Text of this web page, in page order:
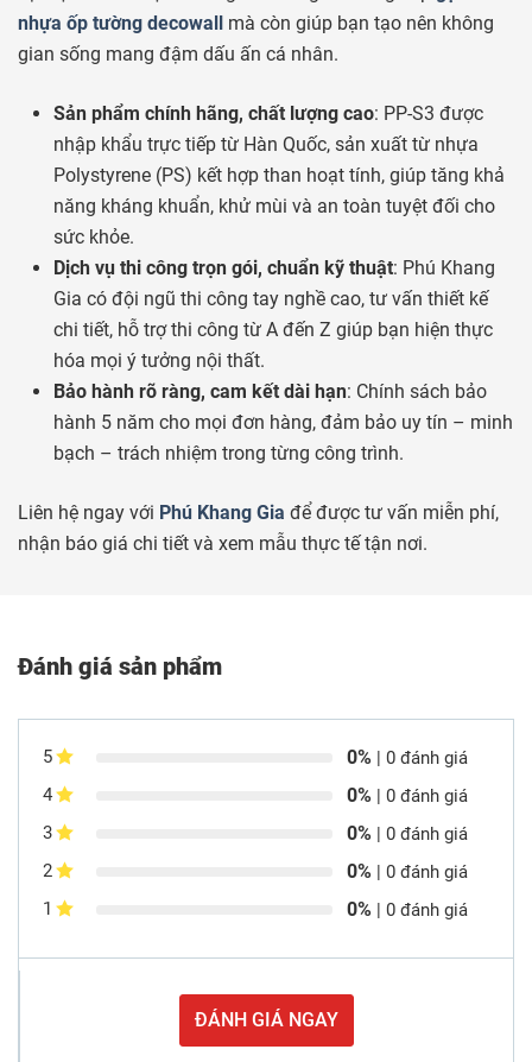
nhựa ốp tường decowall mà còn giúp bạn tạo nên không
gian sống mang đậm dấu ấn cá nhân.
Sản phẩm chính hãng, chất lượng cao: PP-S3 được
nhập khẩu trực tiếp từ Hàn Quốc, sản xuất từ nhựa
Polystyrene (PS) kết hợp than hoạt tính, giúp tăng khả
năng kháng khuẩn, khử mùi và an toàn tuyệt đối cho
sức khỏe.
Dịch vụ thi công trọn gói, chuẩn kỹ thuật: Phú Khang
Gia có đội ngũ thi công tay nghề cao, tư vấn thiết kế
chi tiết, hỗ trợ thi công từ A đến Z giúp bạn hiện thực
hóa mọi ý tưởng nội thất.
Bảo hành rõ ràng, cam kết dài hạn: Chính sách bảo
hành 5 năm cho mọi đơn hàng, đảm bảo uy tín – minh
bạch – trách nhiệm trong từng công trình.
Liên hệ ngay với Phú Khang Gia để được tư vấn miễn phí,
nhận báo giá chi tiết và xem mẫu thực tế tận nơi.
Đánh giá sản phẩm
5 0% | 0 đánh giá
4
0% | 0 đánh giá
3
0% | 0 đánh giá
2
0% | 0 đánh giá
1
0% | 0 đánh giá
ĐÁNH GIÁ NGAY